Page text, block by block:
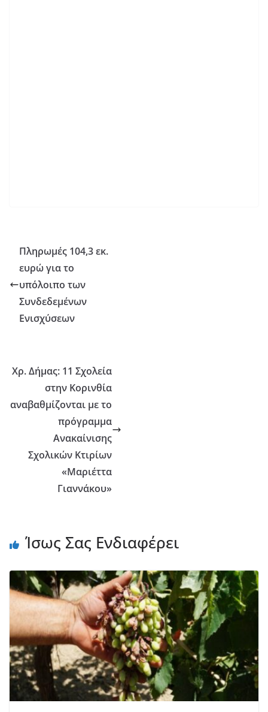
Πληρωμές 104,3 εκ.
ευρώ για το
υπόλοιπο των
Συνδεδεμένων
Ενισχύσεων
Χρ. Δήμας: 11 Σχολεία
στην Κορινθία
αναβαθμίζονται με το
πρόγραμμα
Ανακαίνισης
Σχολικών Κτιρίων
«Μαριέττα
Γιαννάκου»
Ίσως Σας Ενδιαφέρει